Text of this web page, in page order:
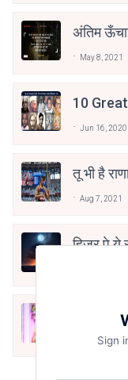
अंतिम
May 8, 2021
10
Jun 16, 2020
तू भी है
Aug 7, 2021
हिज्र पे ये
मोहब्बत
Dec 24, 2021
Sign